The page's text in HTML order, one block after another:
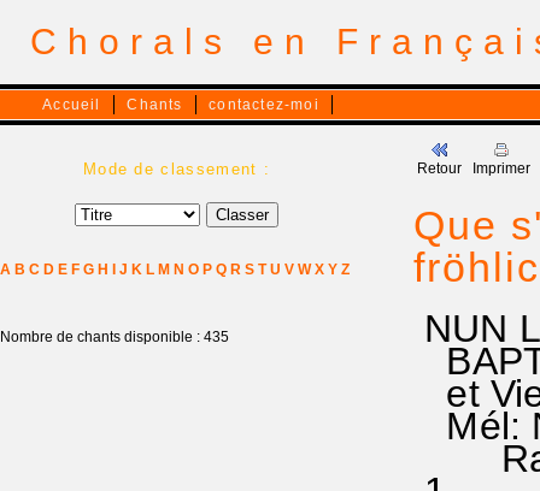
Chorals en
Accueil Chants contactez-moi
Mode de classement :
A B C D E F G H J K L M N O P Q R S T U V W X Y Z
Nombre de chants disponible : 435
Retour Imprimer
Que
NUN
et
Mél:
Ra